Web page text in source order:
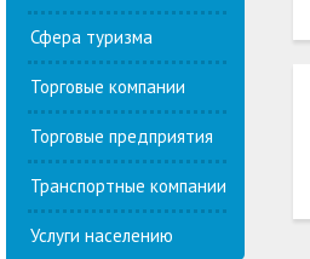
Сфера туризма
Торговые компании
Торговые предприятия
Транспортные компании
Услуги населению